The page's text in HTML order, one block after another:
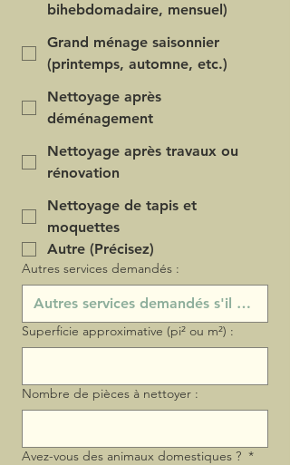
bihebdomadaire, mensuel)
Grand ménage saisonnier
(printemps, automne, etc.)
Nettoyage après
déménagement
Nettoyage après travaux ou
rénovation
Nettoyage de tapis et
moquettes
Autre (Précisez)
Autres services demandés :
Superficie approximative (pi² ou m²) :
Nombre de pièces à nettoyer :
Avez-vous des animaux domestiques ? *